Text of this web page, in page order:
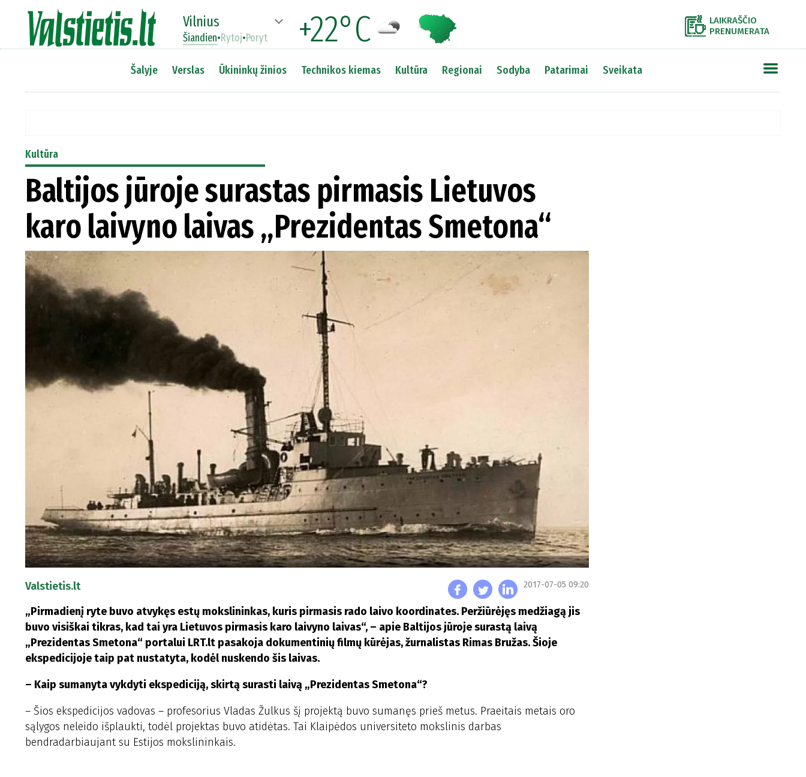
Vilnius +22°C
Šiandien•Rytoj•Poryt
LAIKRAŠČIO
PRENUMERATA
Šalyje Verslas Ūkininkų žinios Technikos kiemas Kultūra Regionai Sodyba Patarimai Sveikata
Kultūra
Baltijos jūroje surastas pirmasis Lietuvos
karo laivyno laivas „Prezidentas Smetona“
Valstietis.lt 2017-07-05 09:20
„Pirmadienį ryte buvo atvykęs estų mokslininkas, kuris pirmasis rado laivo koordinates. Peržiūrėjęs medžiagą jis
buvo visiškai tikras, kad tai yra Lietuvos pirmasis karo laivyno laivas“, – apie Baltijos jūroje surastą laivą
„Prezidentas Smetona“ portalui LRT.lt pasakoja dokumentinių filmų kūrėjas, žurnalistas Rimas Bružas. Šioje
ekspedicijoje taip pat nustatyta, kodėl nuskendo šis laivas.
– Kaip sumanyta vykdyti ekspediciją, skirtą surasti laivą „Prezidentas Smetona“?
– Šios ekspedicijos vadovas – profesorius Vladas Žulkus šį projektą buvo sumanęs prieš metus. Praeitais metais oro
sąlygos neleido išplaukti, todėl projektas buvo atidėtas. Tai Klaipėdos universiteto mokslinis darbas
bendradarbiaujant su Estijos mokslininkais.